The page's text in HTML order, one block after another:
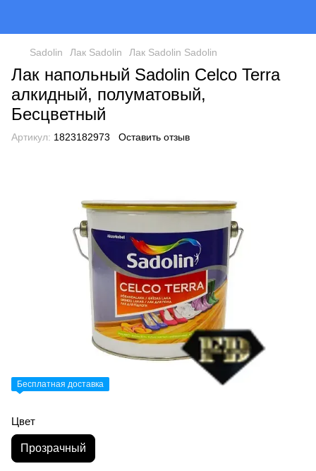
Sadolin Лак Sadolin Лак Sadolin Sadolin
Лак напольный Sadolin Celco Terra
алкидный, полуматовый,
Бесцветный
Артикул: 1823182973 Оставить отзыв
Бесплатная доставка
Цвет
Прозрачный